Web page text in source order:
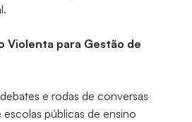
Violenta para Gestão de
e rodas de conversas
públicas de ensino